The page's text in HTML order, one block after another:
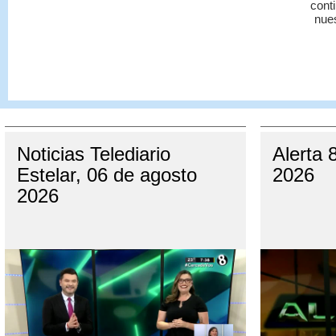
Queda prohibida la reproducción total o parcial del
Noticias Telediario
Estelar, 06 de agosto
2026
Alerta
2026